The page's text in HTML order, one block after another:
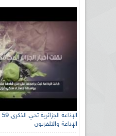
الإذاعة والتلفزيون